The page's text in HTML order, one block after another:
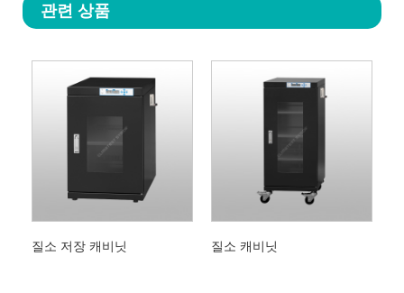
관련 상품
질소 저장 캐비닛 질소 캐비닛